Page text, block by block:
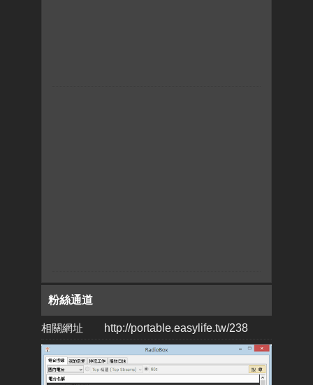
粉絲通道
相關網址 http://portable.easylife.tw/238